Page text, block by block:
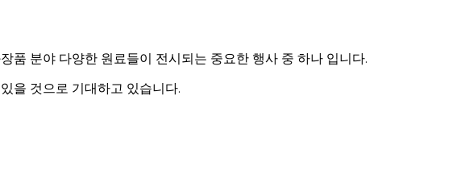
분야 다양한 원료들이 전시되는 중요한 행사 중 하나 입니다.
을 것으로 기대하고 있습니다.